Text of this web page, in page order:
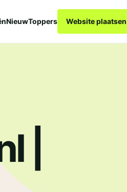
NieuwToppers Website plaatsen
|